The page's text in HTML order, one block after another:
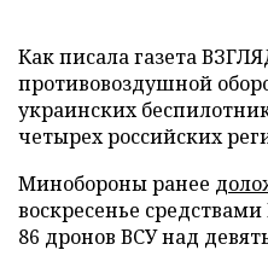
Как писала газета
противовоздушной
украинских
четырех российских
Минобороны ранее
воскресенье
86 дронов ВСУ над